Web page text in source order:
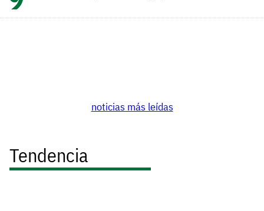
noticias más leídas
Tendencia